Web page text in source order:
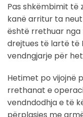
Pas shkëmbimit të
kanë arritur ta
është rrethuar
drejtues të lartë të
vendngjarje për
Hetimet po vijojnë
rrethanat e
vendndodhja e të